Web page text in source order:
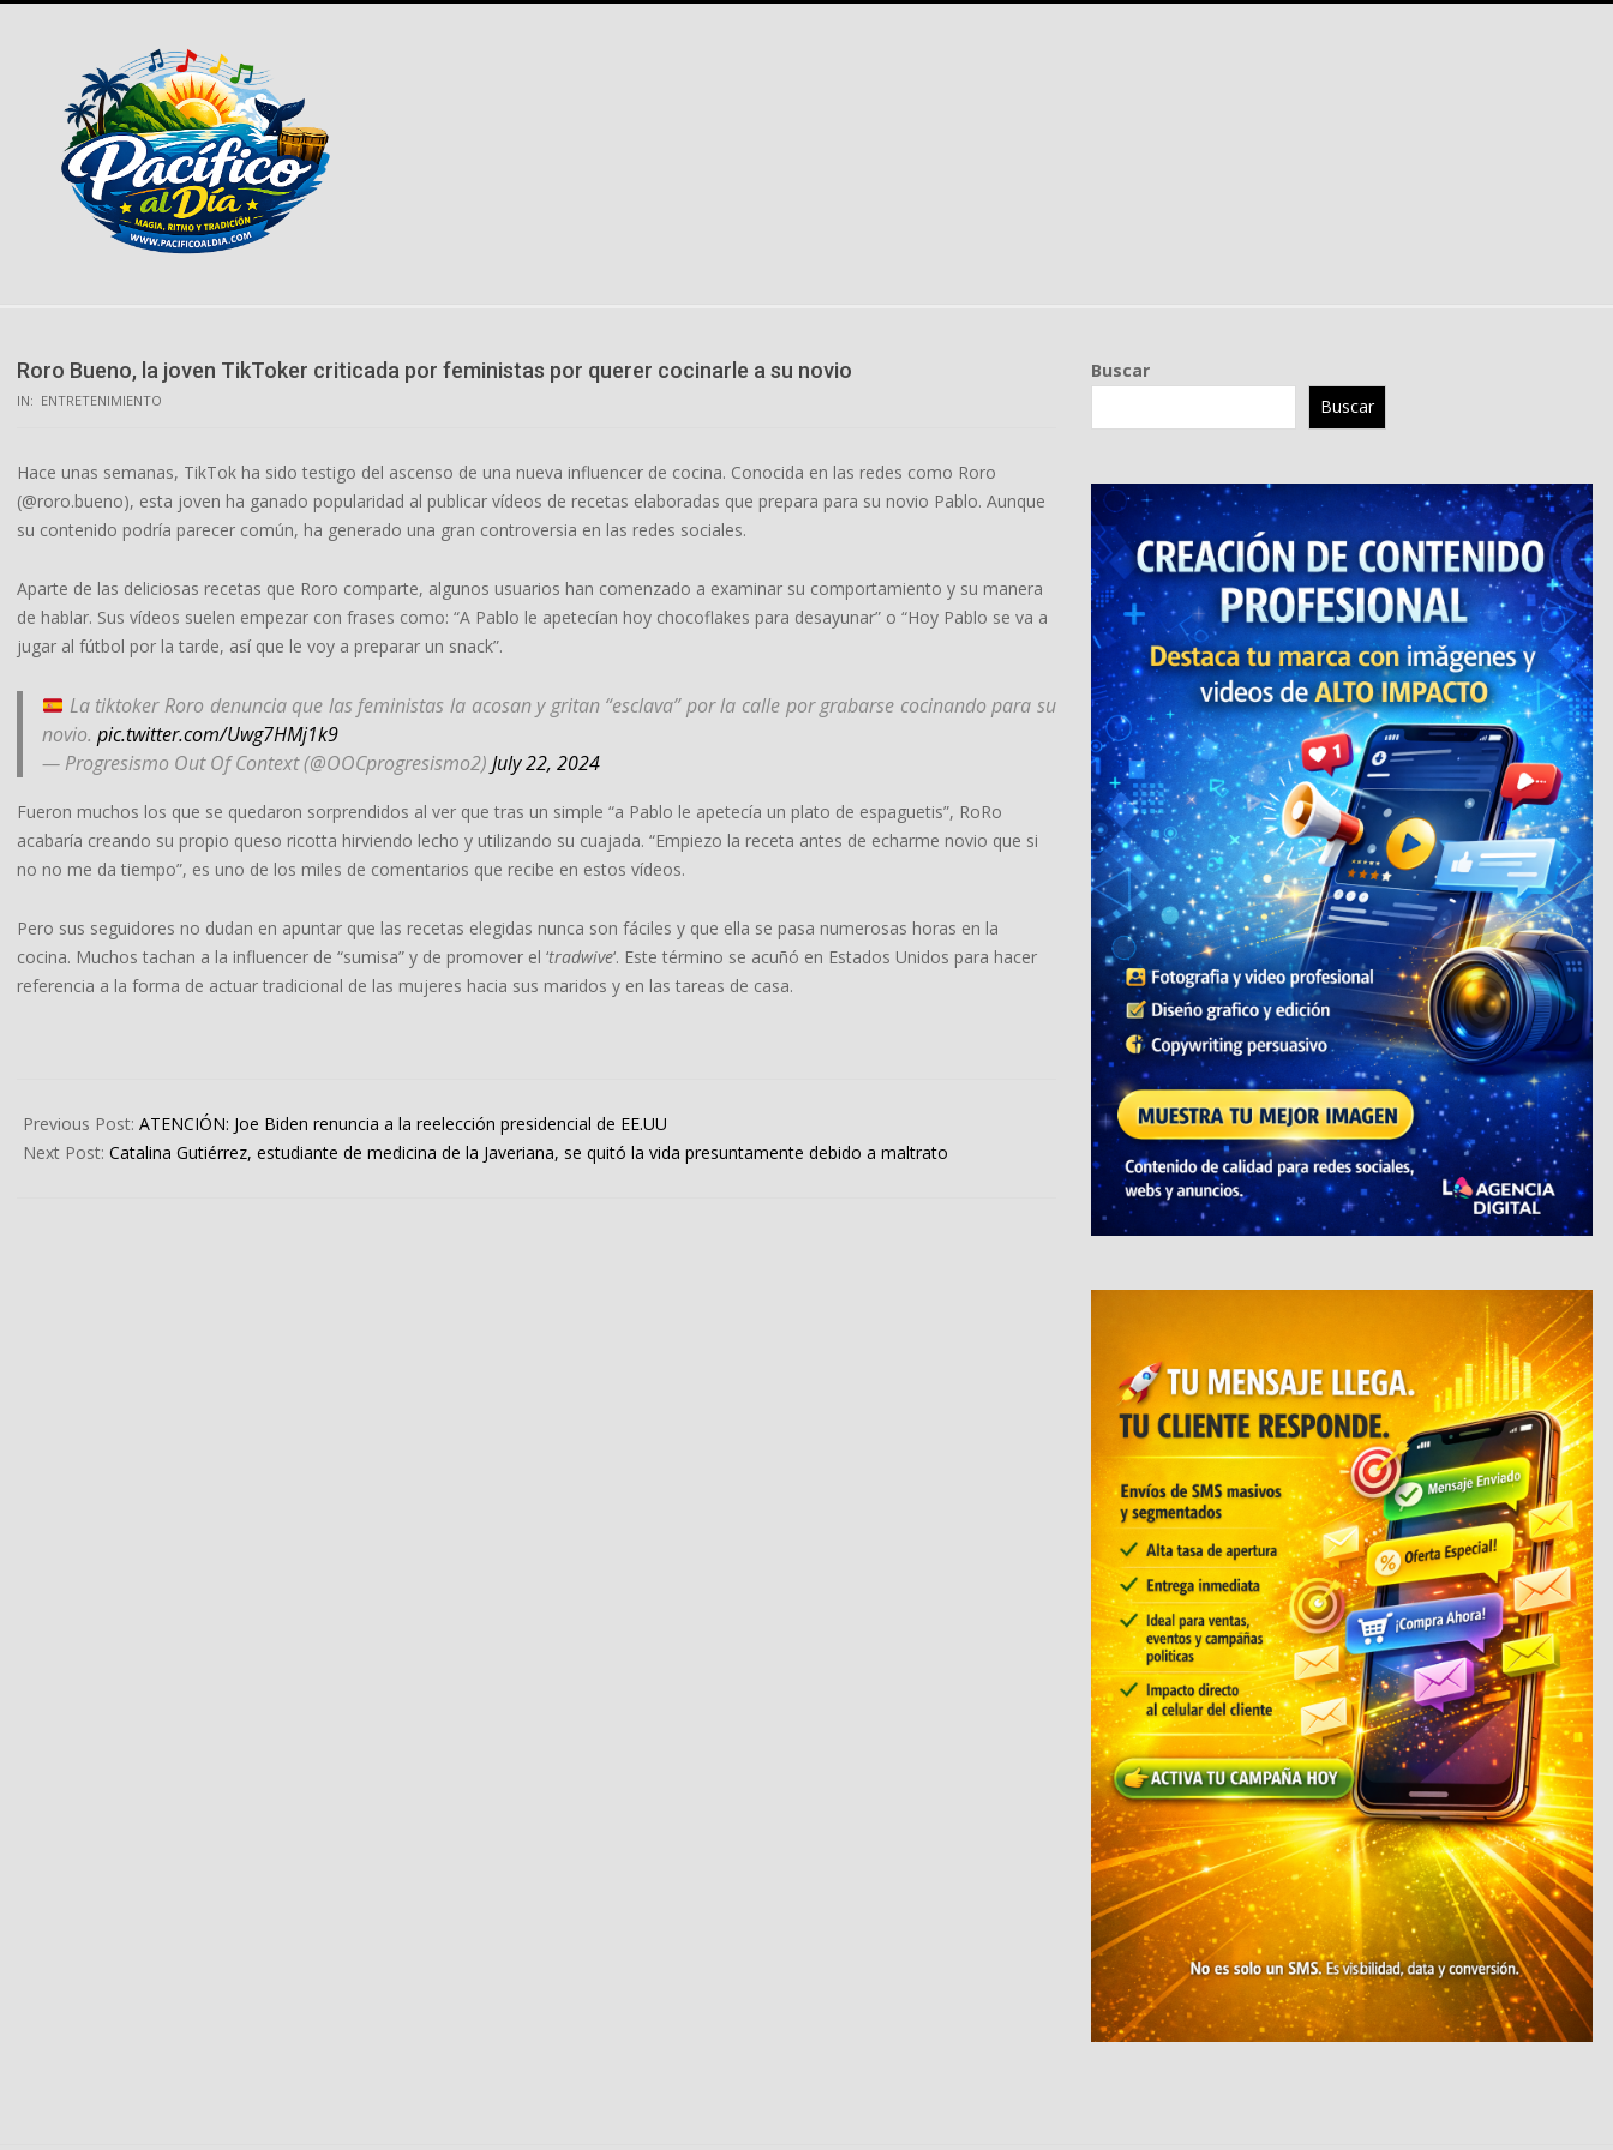
Roro Bueno, la joven TikToker criticada por feministas por querer cocinarle a su novio
IN: ENTRETENIMIENTO
Hace unas semanas, TikTok ha sido testigo del ascenso de una nueva influencer de cocina. Conocida en las redes como Roro
(@roro.bueno), esta joven ha ganado popularidad al publicar vídeos de recetas elaboradas que prepara para su novio Pablo. Aunque
su contenido podría parecer común, ha generado una gran controversia en las redes sociales.
Aparte de las deliciosas recetas que Roro comparte, algunos usuarios han comenzado a examinar su comportamiento y su manera
de hablar. Sus vídeos suelen empezar con frases como: “A Pablo le apetecían hoy chocoflakes para desayunar” o “Hoy Pablo se va a
jugar al fútbol por la tarde, así que le voy a preparar un snack”.
La tiktoker Roro denuncia que las feministas la acosan y gritan “esclava” por la calle por grabarse cocinando para su
novio. pic.twitter.com/Uwg7HMj1k9
— Progresismo Out Of Context (@OOCprogresismo2) July 22, 2024
Fueron muchos los que se quedaron sorprendidos al ver que tras un simple “a Pablo le apetecía un plato de espaguetis”, RoRo
acabaría creando su propio queso ricotta hirviendo lecho y utilizando su cuajada. “Empiezo la receta antes de echarme novio que si
no no me da tiempo”, es uno de los miles de comentarios que recibe en estos vídeos.
Pero sus seguidores no dudan en apuntar que las recetas elegidas nunca son fáciles y que ella se pasa numerosas horas en la
cocina. Muchos tachan a la influencer de “sumisa” y de promover el ‘tradwive‘. Este término se acuñó en Estados Unidos para hacer
referencia a la forma de actuar tradicional de las mujeres hacia sus maridos y en las tareas de casa.
07-
22
Previous Post: ATENCIÓN: Joe Biden renuncia a la reelección presidencial de EE.UU
Next Post: Catalina Gutiérrez, estudiante de medicina de la Javeriana, se quitó la vida presuntamente debido a maltrato
Buscar
Buscar